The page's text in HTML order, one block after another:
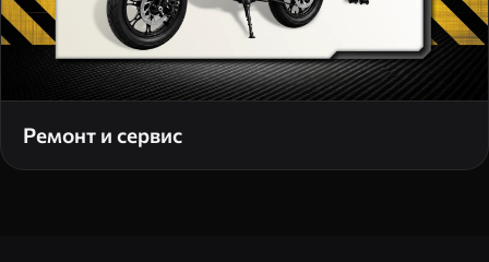
Ремонт и сервис